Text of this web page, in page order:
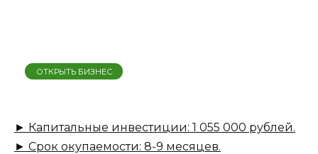
ОТКРЫТЬ БИЗНЕС
► Капитальные инвестиции: 1 055 000 рублей.
► Срок окупаемости: 8-9 месяцев.